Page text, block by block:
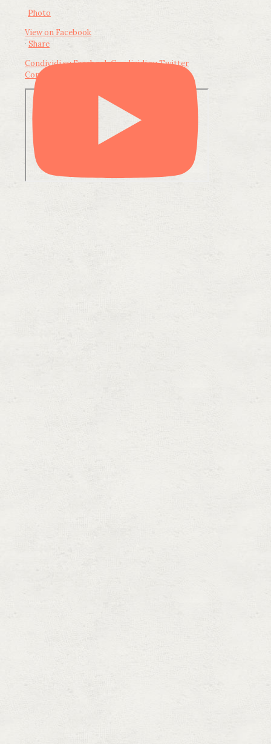
Photo
View on Facebook
· Share
Condividi su FacebookCondividi su Twitter
Condividi su LinkedIn